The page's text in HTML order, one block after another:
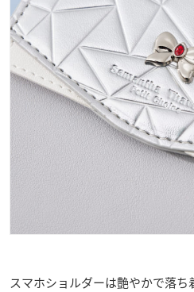
スマホショルダーは艶やかで落ち